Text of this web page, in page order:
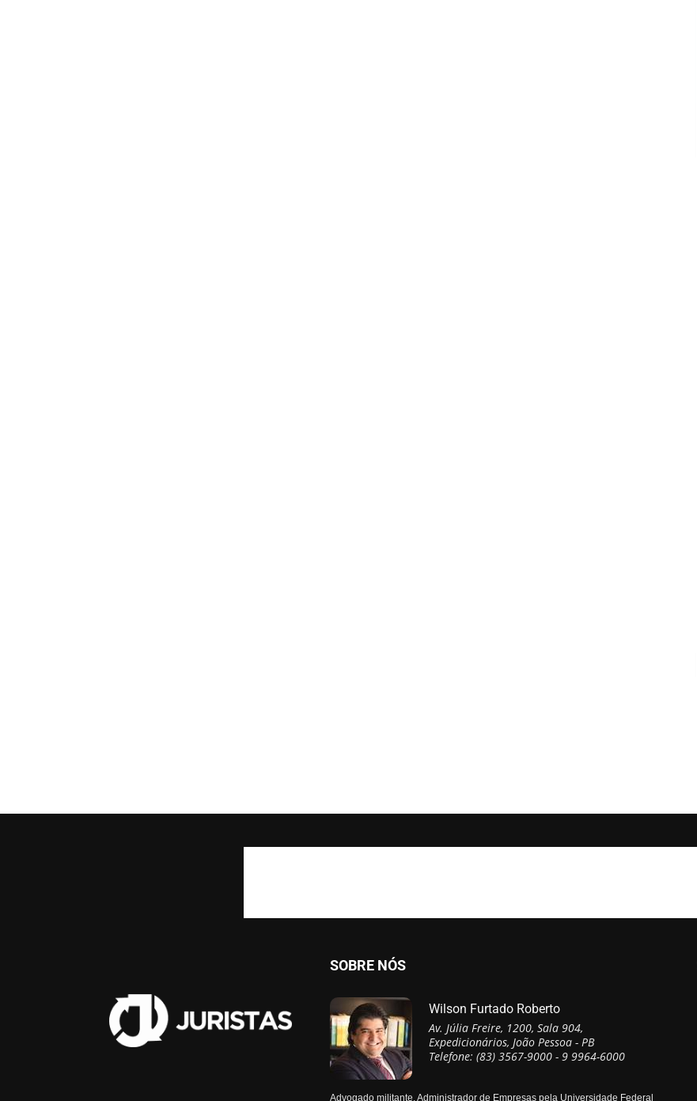
SOBRE NÓS
Wilson Furtado Roberto
Av. Júlia Freire, 1200, Sala 904,
Expedicionários, João Pessoa - PB
Telefone: (83) 3567-9000 - 9 9964-6000
Advogado militante, Administrador de Empresas pela Universidade Federal